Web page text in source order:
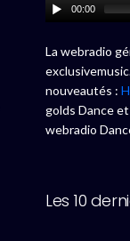
00:00
La webradio
nouveautés :
golds Dance
webradio
Les 10